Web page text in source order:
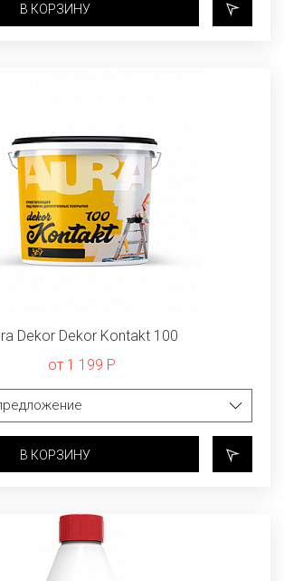
В КОРЗИНУ
Dekor Dekor Kontakt 100
от 1 199 Р
В КОРЗИНУ